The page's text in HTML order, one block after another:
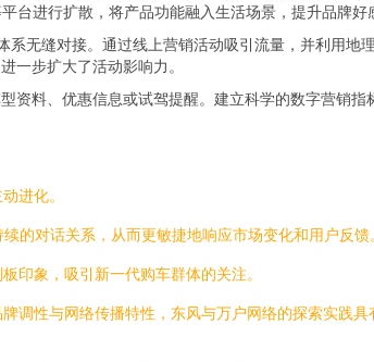
进行扩散，将产品功能融入生活场景，提升品牌好
无缝对接。通过线上营销活动吸引流量，并利用地
一步扩大了活动影响力。
资料、优惠信息或试驾提醒。建立科学的数字营销指
进化。
的对话关系，从而更敏捷地响应市场变化和用户反馈
印象，吸引新一代购车群体的关注。
调性与网络传播特性，东风与万户网络的探索实践